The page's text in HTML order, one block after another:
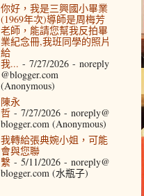
你好，我是三興國小畢業
(1969年次)導師是周梅芳
老師，能請您幫我反拍畢
業紀念冊,我班同學的照片
給
我... - 7/27/2026- noreply
@blogger.com
(Anonymous)
陳永
哲- 7/27/2026- noreply@
blogger.com (Anonymous)
我轉給張典婉小姐，可能
會與您聯
繫- 5/11/2026- noreply@
blogger.com (水瓶子)